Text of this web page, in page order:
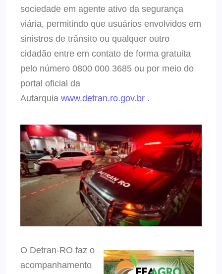
sociedade em agente ativo da segurança
viária, permitindo que usuários envolvidos em
sinistros de trânsito ou qualquer outro
cidadão entre em contato de forma gratuita
pelo número 0800 000 3685 ou por meio do
portal oficial da
Autarquia www.detran.ro.gov.br .
O Detran-RO faz o
acompanhamento